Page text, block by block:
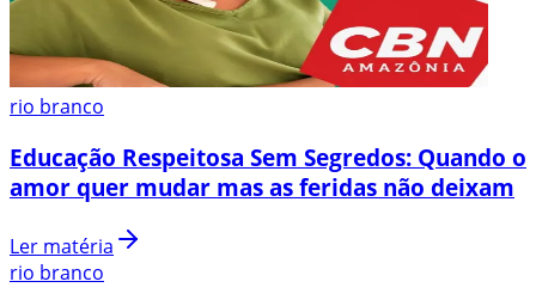
rio branco
Educação Respeitosa Sem Segredos: Quando o
amor quer mudar mas as feridas não deixam
Ler matéria
rio branco